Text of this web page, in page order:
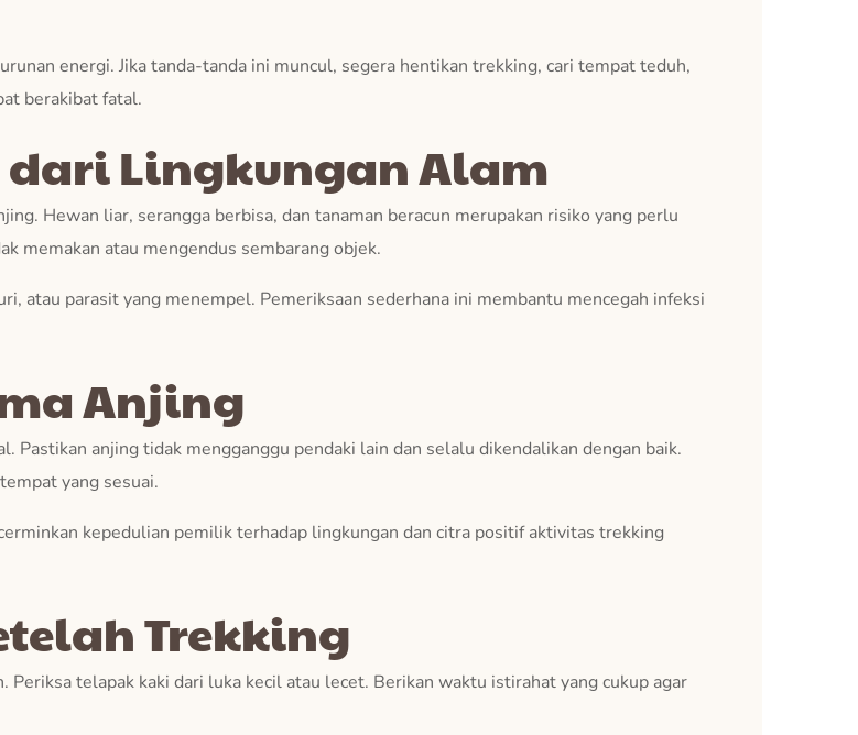
energi. Jika tanda-tanda ini muncul, segera hentikan trekking, cari tempat teduh,
berakibat fatal.
Lingkungan Alam
Hewan liar, serangga berbisa, dan tanaman beracun merupakan risiko yang perlu
memakan atau mengendus sembarang objek.
atau parasit yang menempel. Pemeriksaan sederhana ini membantu mencegah infeksi
Anjing
Pastikan anjing tidak mengganggu pendaki lain dan selalu dikendalikan dengan baik.
yang sesuai.
kepedulian pemilik terhadap lingkungan dan citra positif aktivitas trekking
Trekking
telapak kaki dari luka kecil atau lecet. Berikan waktu istirahat yang cukup agar